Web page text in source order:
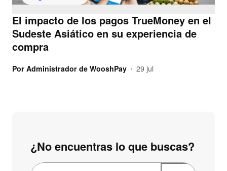
El impacto de los pagos TrueMoney en el
Sudeste Asiático en su experiencia de
compra
Por Administrador de WooshPay • 29 jul
¿No encuentras lo que buscas?